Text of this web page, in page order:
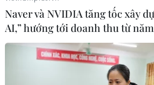
Naver và NVIDIA tăng tốc xây
AI,” hướng tới doanh thu từ